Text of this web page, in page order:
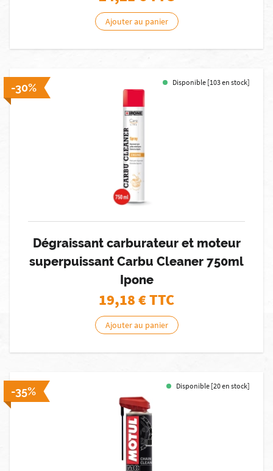
Ajouter au panier
-30% Disponible [103 en stock]
Dégraissant carburateur et moteur
superpuissant Carbu Cleaner 750ml
Ipone
19,18€ TTC
Ajouter au panier
-35% Disponible [20 en stock]